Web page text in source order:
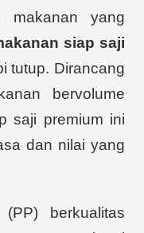
makanan yang
siap saji
tutup. Dirancang
bervolume
saji premium ini
dan nilai yang
berkualitas